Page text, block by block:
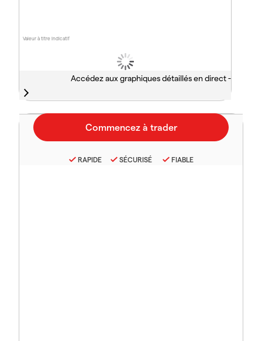
Valeur à titre indicatif
Accédez aux graphiques détaillés en direct -
RAPIDE SÉCURISÉ FIABLE